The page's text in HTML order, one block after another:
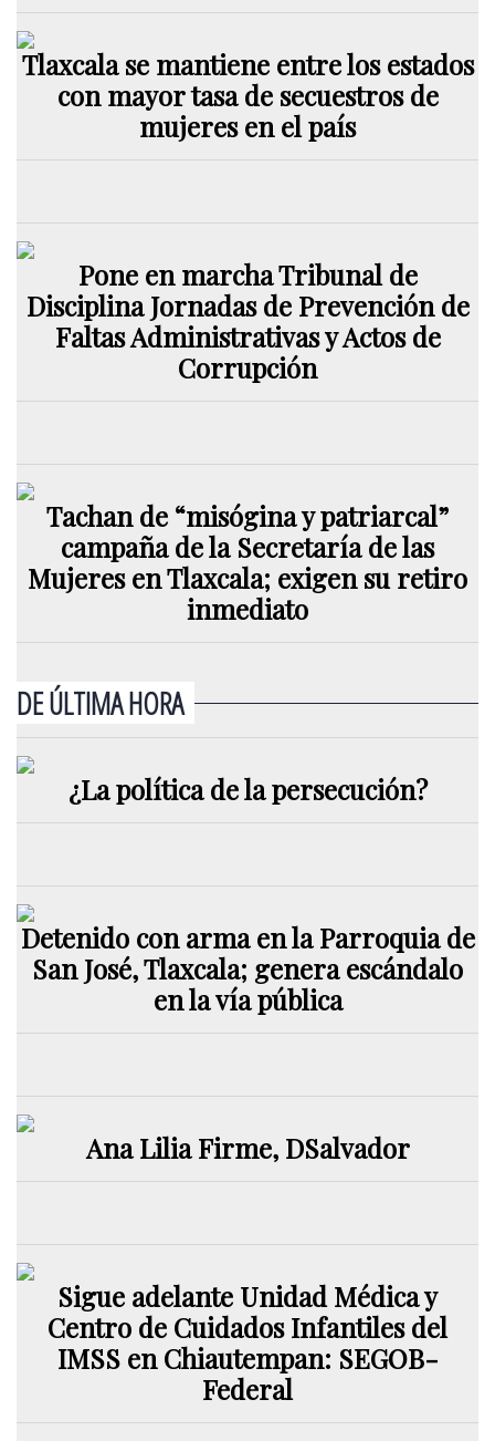
Tlaxcala se mantiene entre los estados
con mayor tasa de secuestros de
mujeres en el país
Pone en marcha Tribunal de
Disciplina Jornadas de Prevención de
Faltas Administrativas y Actos de
Corrupción
Tachan de “misógina y patriarcal”
campaña de la Secretaría de las
Mujeres en Tlaxcala; exigen su retiro
inmediato
DE ÚLTIMA HORA
¿La política de la persecución?
Detenido con arma en la Parroquia de
San José, Tlaxcala; genera escándalo
en la vía pública
Ana Lilia Firme, DSalvador
Sigue adelante Unidad Médica y
Centro de Cuidados Infantiles del
IMSS en Chiautempan: SEGOB-
Federal